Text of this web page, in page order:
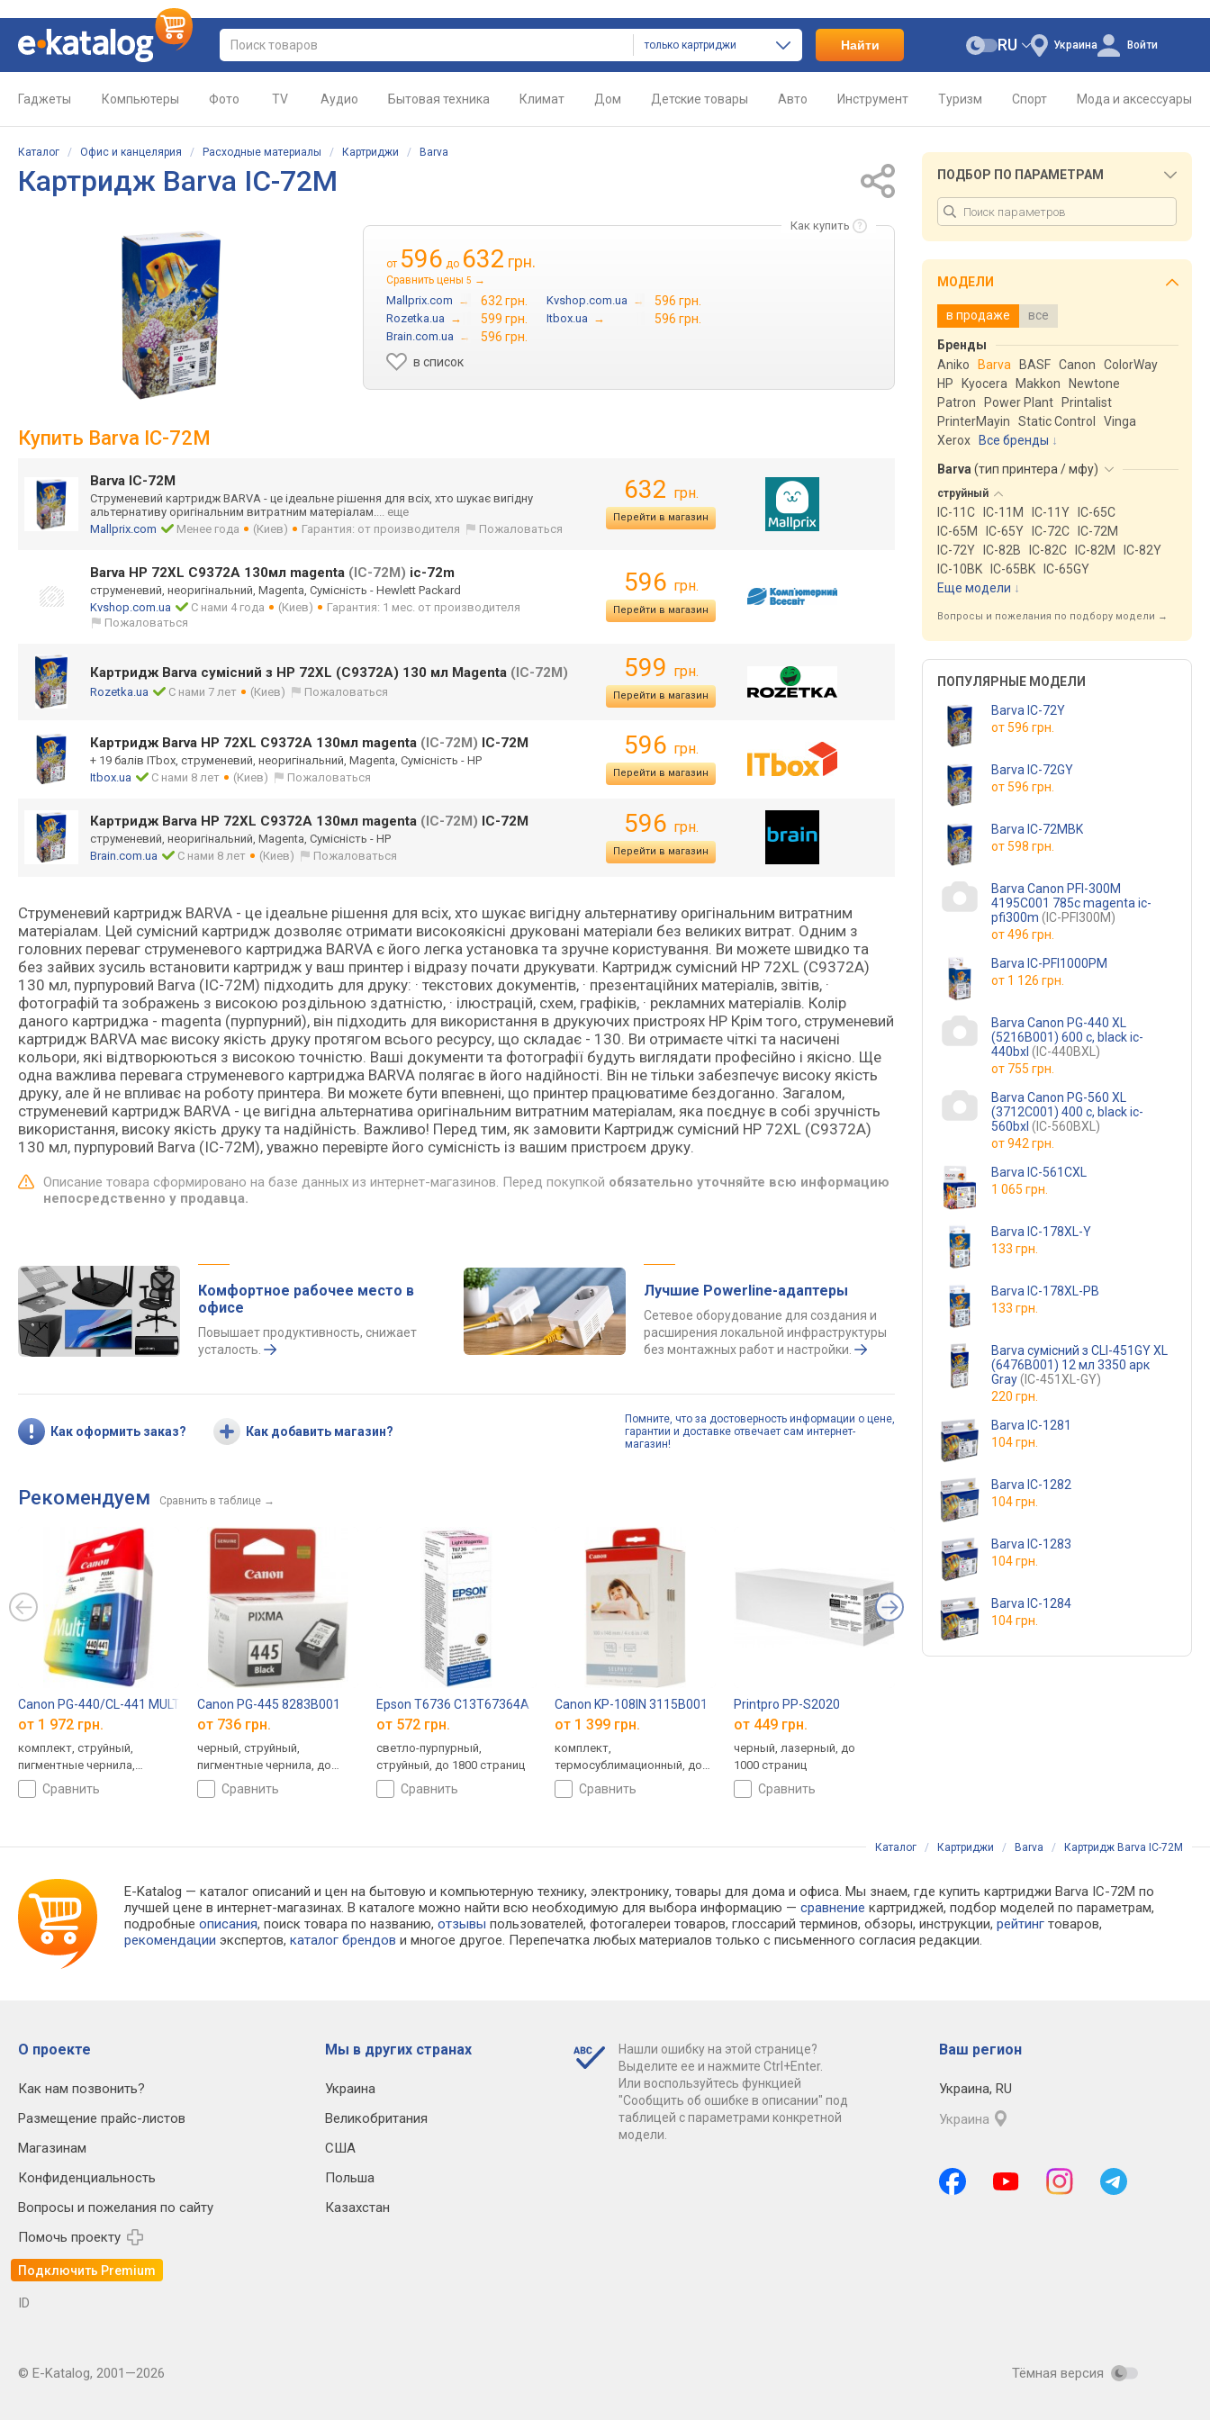
только картриджи Найти Украина
RU Войти
Гаджеты Компьютеры Фото TV Аудио Бытовая техника Климат Дом Детские товары Авто Инструмент Туризм Спорт Мода и аксессуары
Каталог / Офис и канцелярия / Расходные материалы / Картриджи / Barva
Картридж Barva IC-72M
Как купить
от 596 до 632 грн.
Сравнить цены 5 →
Mallprix.com → 632 грн. Kvshop.com.ua → 596 грн.
Rozetka.ua → 599 грн. Itbox.ua → 596 грн.
Brain.com.ua →
596 грн.
в список
Купить Barva IC-72M
Barva IC-72M
Струменевий картридж BARVA - це ідеальне рішення для всіх, хто шукає вигідну
альтернативу оригінальним витратним матеріалам.... еще
Mallprix.com
Менее года (Киев) Гарантия: от производителя Пожаловаться
632 грн.
Перейти в магазин
Barva HP 72XL C9372A 130мл magenta (IC-72M) ic-72m
струменевий, неоригінальний, Magenta, Сумісність - Hewlett Packard
Kvshop.com.ua
С нами 4 года (Киев)
Гарантия: 1 мес. от производителя
Пожаловаться
596 грн.
Перейти в магазин
Картридж Barva сумісний з HP 72XL (C9372A) 130 мл Magenta (IC-72M)
Rozetka.ua С нами 7 лет (Киев) Пожаловаться
599 грн.
Перейти в магазин
Картридж Barva HP 72XL C9372A 130мл magenta (IC-72M) IC-72M
+ 19 балів ITbox, струменевий, неоригінальний, Magenta, Сумісність - HP
Itbox.ua
С нами 8 лет (Киев) Пожаловаться
596 грн.
Перейти в магазин
Картридж Barva HP 72XL C9372A 130мл magenta (IC-72M) IC-72M
струменевий, неоригінальний, Magenta, Сумісність - HP
Brain.com.ua
С нами 8 лет (Киев) Пожаловаться
596 грн.
Перейти в магазин
Струменевий картридж BARVA - це ідеальне рішення для всіх, хто шукає вигідну альтернативу оригінальним витратним
матеріалам. Цей сумісний картридж дозволяє отримати високоякісні друковані матеріали без великих витрат. Одним з
головних переваг струменевого картриджа BARVA є його легка установка та зручне користування. Ви можете швидко та
без зайвих зусиль встановити картридж у ваш принтер і відразу почати друкувати. Картридж сумісний HP 72XL (C9372A)
130 мл, пурпуровий Barva (IC-72M) підходить для друку: · текстових документів, · презентаційних матеріалів, звітів, ·
фотографій та зображень з високою роздільною здатністю, · ілюстрацій, схем, графіків, · рекламних матеріалів. Колір
даного картриджа - magenta (пурпурний), він підходить для використання в друкуючих пристроях HP Крім того, струменевий
картридж BARVA має високу якість друку протягом всього ресурсу, що складає - 130. Ви отримаєте чіткі та насичені
кольори, які відтворюються з високою точністю. Ваші документи та фотографії будуть виглядати професійно і якісно. Ще
одна важлива перевага струменевого картриджа BARVA полягає в його надійності. Він не тільки забезпечує високу якість
друку, але й не впливає на роботу принтера. Ви можете бути впевнені, що принтер працюватиме бездоганно. Загалом,
струменевий картридж BARVA - це вигідна альтернатива оригінальним витратним матеріалам, яка поєднує в собі зручність
використання, високу якість друку та надійність. Важливо! Перед тим, як замовити Картридж сумісний HP 72XL (C9372A)
130 мл, пурпуровий Barva (IC-72M), уважно перевірте його сумісність із вашим пристроєм друку.
Описание товара сформировано на базе данных из интернет-магазинов. Перед покупкой обязательно уточняйте всю информацию
непосредственно у продавца.
Комфортное рабочее место в
офисе
Повышает продуктивность, снижает
усталость.
Лучшие Powerline-адаптеры
Сетевое оборудование для создания и
расширения локальной инфраструктуры
без монтажных работ и настройки.
Как оформить заказ? Как добавить магазин?
Помните, что за достоверность информации о цене,
гарантии и доставке отвечает сам интернет-
магазин!
Рекомендуем Сравнить в таблице →
Canon PG-440/CL-441 MULTI 5219B005
от 1 972 грн.
комплект, струйный,
пигментные чернила,
водорастворимые чернила,
до 360 страниц
сравнить
Canon PG-445 8283B001
от 736 грн.
черный, струйный,
пигментные чернила, до
180 страниц
сравнить
Epson T6736 C13T67364A
от 572 грн.
светло-пурпурный,
струйный, до 1800 страниц
сравнить
Canon KP-108IN 3115B001
от 1 399 грн.
комплект,
термосублимационный, до
108 страниц
сравнить
Printpro PP-S2020
от 449 грн.
черный, лазерный, до
1000 страниц
сравнить
ПОДБОР ПО ПАРАМЕТРАМ
МОДЕЛИ
в продаже все
Бренды
Aniko
Barva BASF Canon
ColorWay
HP
Kyocera Makkon
Newtone
Patron
Power Plant
Printalist
PrinterMayin
Static Control
Vinga
Xerox
Все бренды
Barva (тип принтера / мфу)
струйный
IC-11C IC-11M IC-11Y
IC-65C
IC-65M
IC-65Y IC-72C
IC-72M
IC-72Y
IC-82B IC-82C IC-82M
IC-82Y
IC-10BK
IC-65BK
IC-65GY
Еще модели ↓
Вопросы и пожелания по подбору модели →
ПОПУЛЯРНЫЕ МОДЕЛИ
Barva IC-72Y
от596 грн.
Barva IC-72GY
от596 грн.
Barva IC-72MBK
от598 грн.
Barva Canon PFI-300M
4195C001 785с magenta ic-
pfi300m (IC-PFI300M)
от496 грн.
Barva IC-PFI1000PM
от 1 126 грн.
Barva Canon PG-440 XL
(5216B001) 600 c, black ic-
440bxl (IC-440BXL)
от 755 грн.
Barva Canon PG-560 XL
(3712C001) 400 c, black ic-
560bxl (IC-560BXL)
от942 грн.
Barva IC-561CXL
1 065 грн.
Barva IC-178XL-Y
133 грн.
Barva IC-178XL-PB
133 грн.
Barva сумісний з CLI-451GY XL
(6476B001) 12 мл 3350 арк
Gray(IC-451XL-GY)
220 грн.
Barva IC-1281
104 грн.
Barva IC-1282
104 грн.
Barva IC-1283
104 грн.
Barva IC-1284
104 грн.
Каталог / Картриджи / Barva / Картридж Barva IC-72M
E-Katalog — каталог описаний и цен на бытовую и компьютерную технику, электронику, товары для дома и офиса. Мы знаем, где купить картриджи Barva IC-72M по
лучшей цене в интернет-магазинах. В каталоге можно найти всю необходимую для выбора информацию —сравнение картриджей, подбор моделей по параметрам,
подробныеописания, поиск товара по названию,отзывы пользователей, фотогалереи товаров, глоссарий терминов, обзоры, инструкции,рейтинг товаров,
рекомендации экспертов,каталог брендов и многое другое. Перепечатка любых материалов только с письменного согласия редакции.
О проекте
Как нам позвонить?
Размещение прайс-листов
Магазинам
Конфиденциальность
Вопросы и пожелания по сайту
Помочь проекту
Подключить Premium
Мы в других странах
Украина
Великобритания
США
Польша
Казахстан
Нашли ошибку на этой странице?
Выделите ее и нажмите Ctrl+Enter.
Или воспользуйтесь функцией
"Сообщить об ошибке в описании" под
таблицей с параметрами конкретной
модели.
Ваш регион
Украина, RU
Украина
ID
© E-Katalog, 2001—2026 Тёмная версия